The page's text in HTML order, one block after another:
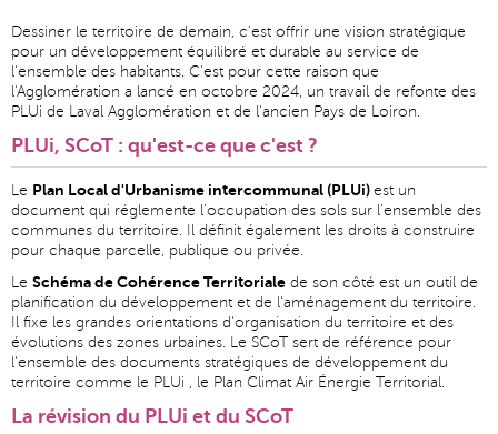
Dessiner le territoire de demain, c'est offrir une vision stratégique
pour un développement équilibré et durable au service de
l'ensemble des habitants. C'est pour cette raison que
l'Agglomération a lancé en octobre 2024, un travail de refonte des
PLUi de Laval Agglomération et de l'ancien Pays de Loiron.
PLUi, SCoT : qu'est-ce que c'est ?
Le Plan Local d'Urbanisme intercommunal (PLUi) est un
document qui réglemente l'occupation des sols sur l'ensemble des
communes du territoire. Il définit également les droits à construire
pour chaque parcelle, publique ou privée.
Le Schéma de Cohérence Territoriale de son côté est un outil de
planification du développement et de l'aménagement du territoire.
Il fixe les grandes orientations d'organisation du territoire et des
évolutions des zones urbaines. Le SCoT sert de référence pour
l'ensemble des documents stratégiques de développement du
territoire comme le PLUi , le Plan Climat Air Énergie Territorial.
La révision du PLUi et du SCoT